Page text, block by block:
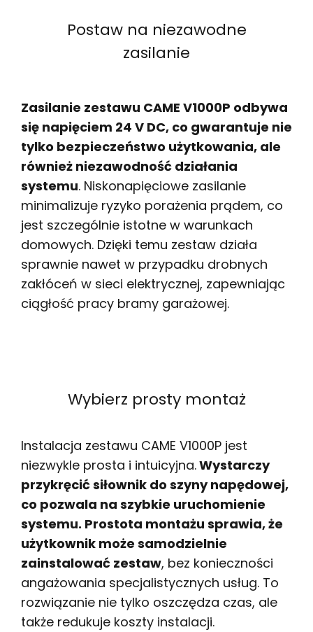
Postaw na niezawodne
zasilanie
Zasilanie zestawu CAME V1000P odbywa
się napięciem 24 V DC, co gwarantuje nie
tylko bezpieczeństwo użytkowania, ale
również niezawodność działania
systemu. Niskonapięciowe zasilanie
minimalizuje ryzyko porażenia prądem, co
jest szczególnie istotne w warunkach
domowych. Dzięki temu zestaw działa
sprawnie nawet w przypadku drobnych
zakłóceń w sieci elektrycznej, zapewniając
ciągłość pracy bramy garażowej.
Wybierz prosty montaż
Instalacja zestawu CAME V1000P jest
niezwykle prosta i intuicyjna.Wystarczy
przykręcić siłownik do szyny napędowej,
co pozwala na szybkie uruchomienie
systemu. Prostota montażu sprawia, że
użytkownik może samodzielnie
zainstalować zestaw, bez konieczności
angażowania specjalistycznych usług. To
rozwiązanie nie tylko oszczędza czas, ale
także redukuje koszty instalacji.